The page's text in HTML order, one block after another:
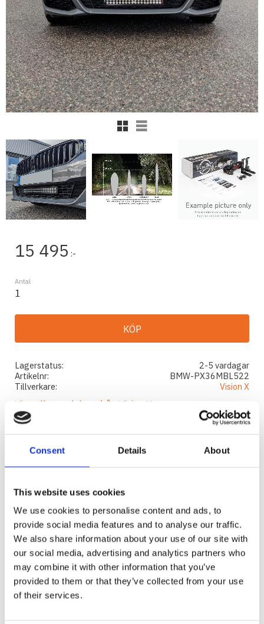
Consent Details About
This website uses cookies
We use cookies to personalise content and ads, to
provide social media features and to analyse our traffic.
We also share information about your use of our site with
our social media, advertising and analytics partners who
may combine it with other information that you’ve
provided to them or that they’ve collected from your use
of their services.
Rutnätsvy
Listvy
15 495 :-
Antal
KÖP
Lagerstatus
2-5 vardagar
Artikelnr
BMW-PX36MBL522
Tillverkare
Vision X
Visa alla produkter från Vision X
VISION X XMITTER PRIME EXTREME
LED-ljusramp med supereffektiva 5W lysdioder
som ger ett riktigt kraftfullt ljus. Prime Xtreme
levererar flest lumen per centimeter ramp, med
otroligt mycket ljus ur en liten enhet. Detta är
Black Edition-versionen av denna ramp, med en
svart bakgrund som maskerar LED-rampen
ytterligare.
INKLUDERAT I PAKETET: